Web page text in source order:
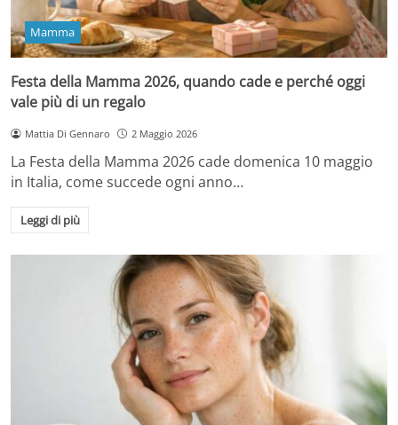
Mamma
Festa della Mamma 2026, quando cade e perché oggi
vale più di un regalo
Mattia Di Gennaro 2 Maggio 2026
La Festa della Mamma 2026 cade domenica 10 maggio
in Italia, come succede ogni anno…
Leggi di più